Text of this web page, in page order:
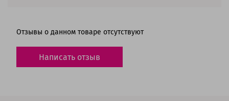
Отзывы о данном товаре отсутствуют
Написать отзыв